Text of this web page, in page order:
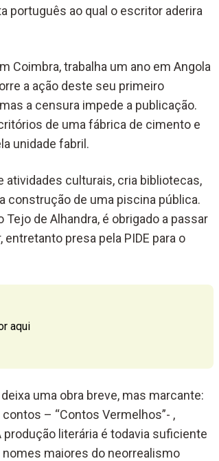
português ao qual o escritor aderira
Coimbra, trabalha um ano em Angola
a ação deste seu primeiro
a censura impede a publicação.
de uma fábrica de cimento e
unidade fabril.
culturais, cria bibliotecas,
construção de uma piscina pública.
de Alhandra, é obrigado a passar
presa pela PIDE para o
aqui
uma obra breve, mas marcante:
– “Contos Vermelhos”- ,
literária é todavia suficiente
maiores do neorrealismo